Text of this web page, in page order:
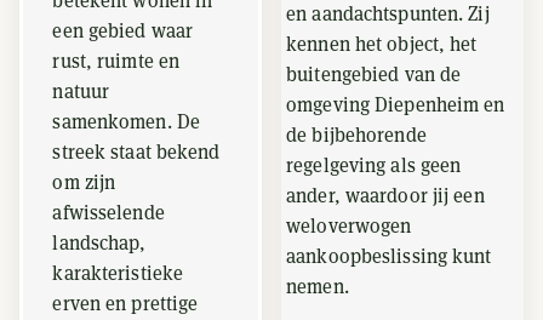
een gebied waar
rust, ruimte en
natuur
samenkomen. De
streek staat bekend
om zijn
afwisselende
landschap,
karakteristieke
erven en prettige
en aandachtspunten. Zij
kennen het object, het
buitengebied van de
omgeving Diepenheim en
de bijbehorende
regelgeving als geen
ander, waardoor jij een
weloverwogen
aankoopbeslissing kunt
nemen.